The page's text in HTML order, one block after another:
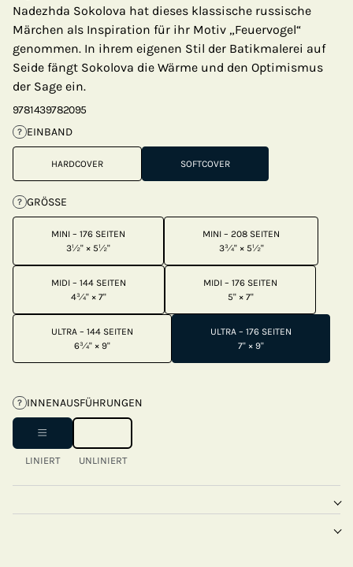
Nadezhda Sokolova hat dieses klassische russische
Märchen als Inspiration für ihr Motiv „Feuervogel“
genommen. In ihrem eigenen Stil der Batikmalerei auf
Seide fängt Sokolova die Wärme und den Optimismus
der Sage ein.
9781439782095
? EINBAND
HARDCOVER SOFTCOVER
? GRÖSSE
MINI – 176 SEITEN
3½" × 5½"
MINI – 208 SEITEN
3¾" × 5½"
MIDI – 144 SEITEN
4¾" × 7"
MIDI – 176 SEITEN
5" × 7"
ULTRA – 144 SEITEN
6¾" × 9"
ULTRA – 176 SEITEN
7" × 9"
? INNENAUSFÜHRUNGEN
LINIERT UNLINIERT